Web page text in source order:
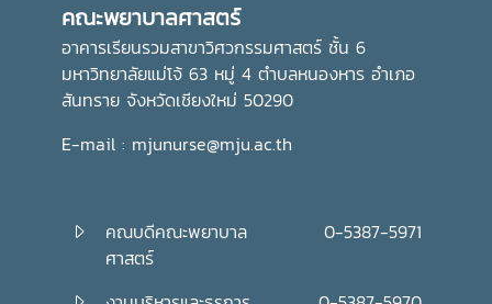
ต่อไปอย่างไรก็ตาม พิธีถวายเทียนพรรษาในครั้งนี้ จัดโดย กอง
ส่งเสริมศิลปวัฒนธรรม มหาวิทยาลัยแม่โจ้
คณะพยาบาลศาสตร์
อาคารเรียนรวมสาขาวิศวกรรมศาสตร์ ชั้น 6
มหาวิทยาลัยแม่โจ้ 63 หมู่ 4 ตำบลหนองหาร อำเภอ
สันทราย จังหวัดเชียงใหม่ 50290
E-mail : mjunurse@mju.ac.th
คณบดีคณะพยาบาล
ศาสตร์
0-5387-5971